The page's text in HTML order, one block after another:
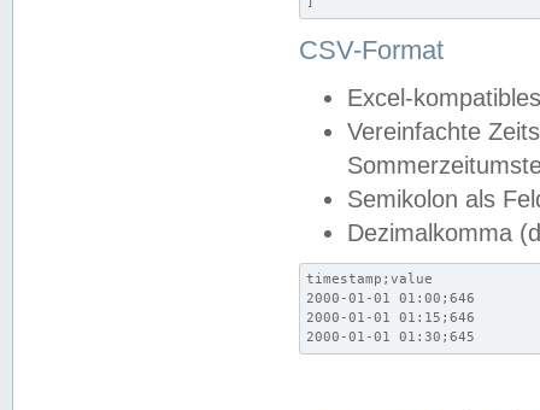
CSV-Format
Excel-
Vereinfachte
Semikolon als
Dezimalkomma
timestamp;value
2000-01-01 01:00;646
2000-01-01 01:15;646
2000-01-01 01:30;645